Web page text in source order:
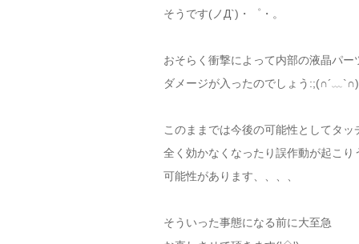
そうです(ノД`)・゜・。
おそらく衝撃によって内部の液晶パー
ダメージが入ったのでしょう
このままでは今後の可能性としてタッ
全く効かなくなったり誤作動が起こり
可能性があります、、、、
そういった事態になる前に大至急